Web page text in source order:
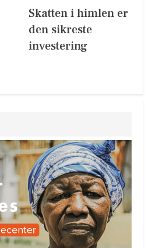
Skatten i himlen er
den sikreste
investering